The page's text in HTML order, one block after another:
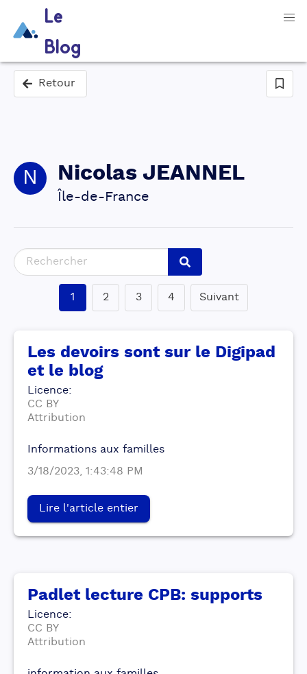
Le
Blog
Retour
N Nicolas JEANNEL
Île-de-France
1 2 3 4 Suivant
Les devoirs sont sur le Digipad
et le blog
Licence:
CC BY
Attribution
Informations aux familles
3/18/2023, 1:43:48 PM
Lire l'article entier
Padlet lecture CPB: supports
Licence:
CC BY
Attribution